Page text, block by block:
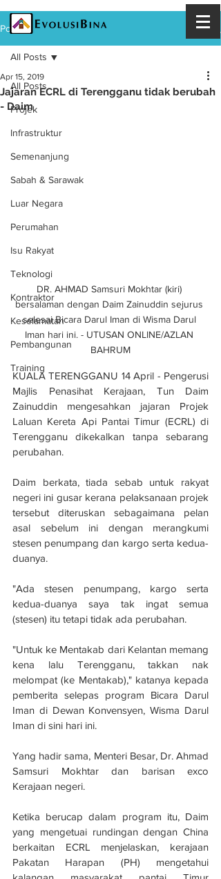
Post
All Posts
Projek
Infrastruktur
Semenanjung
Sabah & Sarawak
Luar Negara
Perumahan
Isu Rakyat
Teknologi
Kontraktor
Keselamatan
Pembangunan
Training
All Posts
Jajaran ECRL di Terengganu tidak berubah
- Daim
Apr 15, 2019
DR. AHMAD Samsuri Mokhtar (kiri)
bersalaman dengan Daim Zainuddin sejurus
selesai Bicara Darul Iman di Wisma Darul
Iman hari ini. - UTUSAN ONLINE/AZLAN
BAHRUM
KUALA TERENGGANU 14 April - Pengerusi
Majlis Penasihat Kerajaan, Tun Daim
Zainuddin mengesahkan jajaran Projek
Laluan Kereta Api Pantai Timur (ECRL) di
Terengganu dikekalkan tanpa sebarang
perubahan.
Daim berkata, tiada sebab untuk rakyat
negeri ini gusar kerana pelaksanaan projek
tersebut diteruskan sebagaimana pelan
asal sebelum ini dengan merangkumi
stesen penumpang dan kargo serta kedua-
duanya.
"Ada stesen penumpang, kargo serta
kedua-duanya saya tak ingat semua
(stesen) itu tetapi tidak ada perubahan.
"Untuk ke Mentakab dari Kelantan memang
kena lalu Terengganu, takkan nak
melompat (ke Mentakab)," katanya kepada
pemberita selepas program Bicara Darul
Iman di Dewan Konvensyen, Wisma Darul
Iman di sini hari ini.
Yang hadir sama, Menteri Besar, Dr. Ahmad
Samsuri Mokhtar dan barisan exco
Kerajaan negeri.
Ketika berucap dalam program itu, Daim
yang mengetuai rundingan dengan China
berkaitan ECRL menjelaskan, kerajaan
Pakatan Harapan (PH) mengetahui